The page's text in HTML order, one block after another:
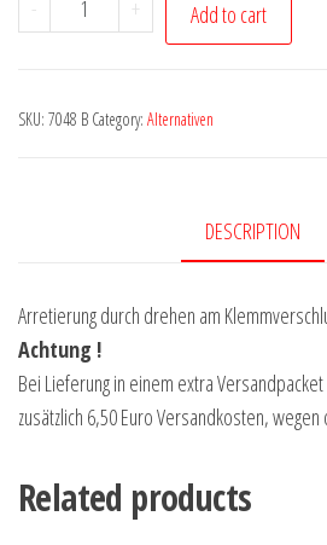
-
blau
2
quantity
+ Add to cart
SKU: 7048 B Category: Alternativen
DESCRIPTION
Arretierung durch drehen am
Achtung !
Bei Lieferung in einem extra
zusätzlich 6,50 Euro Versandkosten,
Related products